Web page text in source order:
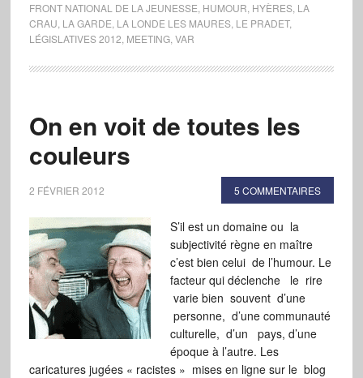
FRONT NATIONAL DE LA JEUNESSE HUMOUR HYÈRES, LA
CRAU LA GARDE LA LONDE LES MAURES, LE PRADET,
LÉGISLATIVES 2012 MEETING, VAR
On en voit de toutes les
couleurs
2 FÉVRIER 2012 5 COMMENTAIRES
S’il est un domaine ou la
subjectivité règne en maître
c’est bien celui de l’humour. Le
facteur qui déclenche le rire
varie bien souvent d’une
personne, d’une communauté
culturelle, d’un pays, d’une
époque à l’autre. Les
caricatures jugées « racistes » mises en ligne sur le blog